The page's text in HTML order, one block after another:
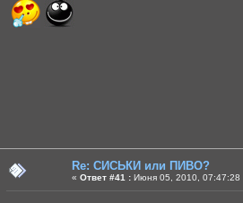
Re: СИСЬКИ или ПИВО?
« Ответ #41 : Июня 05, 2010, 07:47:28